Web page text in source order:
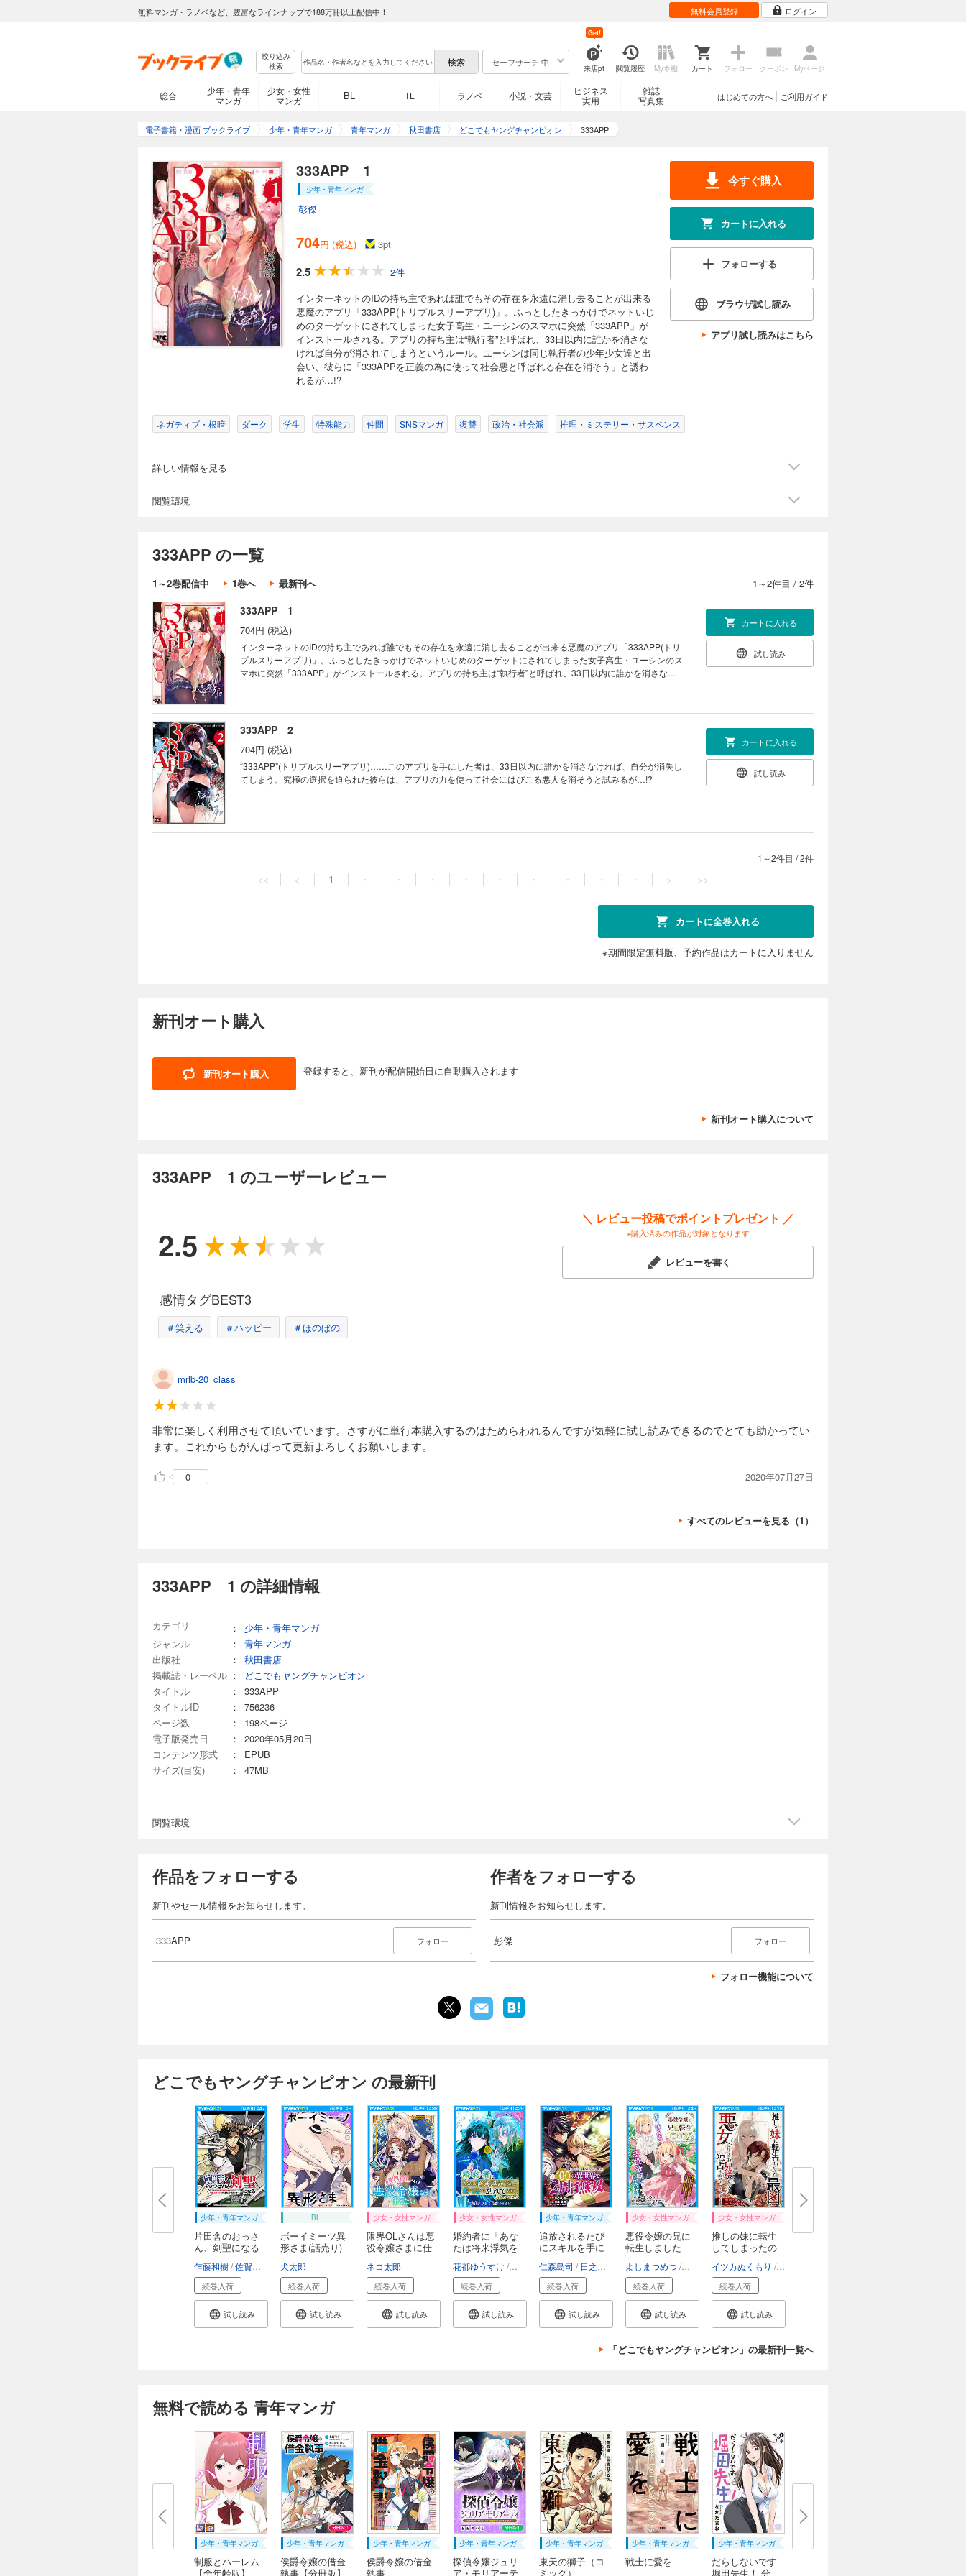
無料マンガ・ラノベなど、豊富なラインナップで188万冊以上配信中！ 無料会員登録 ログイン
絞り込み
検索
セーフサーチ 中
来店pt
Get!
閲覧履歴 My本棚 カート フォロー クーポン Myページ
総合
少年・青年
マンガ
少女・女性
マンガ
BL TL ラノベ 小説・文芸
ビジネス
実用
雑誌
写真集
ご利用ガイド
はじめての方へ
電子書籍・漫画 ブックライブ 少年・青年マンガ 青年マンガ 秋田書店 どこでもヤングチャンピオン 333APP
333APP 1
少年・青年マンガ
彭傑
704円 (税込) 3pt
2.5
2件
インターネットのIDの持ち主であれば誰でもその存在を永遠に消し去ることが出来る
悪魔のアプリ「333APP(トリプルスリーアプリ)」。ふっとしたきっかけでネットいじ
めのターゲットにされてしまった女子高生・ユーシンのスマホに突然「333APP」が
インストールされる。アプリの持ち主は“執行者”と呼ばれ、33日以内に誰かを消さな
ければ自分が消されてしまうというルール。ユーシンは同じ執行者の少年少女達と出
会い、彼らに「333APPを正義の為に使って社会悪と呼ばれる存在を消そう」と誘わ
れるが…!?
今すぐ購入
カートに入れる
フォローする
ブラウザ試し読み
アプリ試し読みはこちら
ネガティブ・根暗 ダーク 学生 特殊能力 仲間 SNSマンガ 復讐 政治・社会派 推理・ミステリー・サスペンス
詳しい情報を見る
閲覧環境
333APP の一覧
1～2巻配信中 1巻へ 最新刊へ 1～2件目 / 2件
333APP 1
704円 (税込)
インターネットのIDの持ち主であれば誰でもその存在を永遠に消し去ることが出来る悪魔のアプリ「333APP(トリ
プルスリーアプリ)」。ふっとしたきっかけでネットいじめのターゲットにされてしまった女子高生・ユーシンのス
マホに突然「333APP」がインストールされる。アプリの持ち主は“執行者”と呼ばれ、33日以内に誰かを消さなけ
カートに入れる
試し読み
333APP 2
704円 (税込)
“333APP”(トリプルスリーアプリ)……このアプリを手にした者は、33日以内に誰かを消さなければ、自分が消失し
てしまう。究極の選択を迫られた彼らは、アプリの力を使って社会にはびこる悪人を消そうと試みるが…!?
カートに入れる
試し読み
1～2件目 /2件
<< < 1 ・ ・ ・ ・ ・ ・ ・ ・ ・ > >>
カートに全巻入れる
※期間限定無料版、予約作品はカートに入りません
新刊オート購入
新刊オート購入 登録すると、新刊が配信開始日に自動購入されます
新刊オート購入について
333APP 1 のユーザーレビュー
2.5
＼ レビュー投稿でポイントプレゼント ／
※購入済みの作品が対象となります
レビューを書く
感情タグBEST3
＃笑える ＃ハッピー ＃ほのぼの
mrlb-20_class
非常に楽しく利用させて頂いています。さすがに単行本購入するのはためらわれるんですが気軽に試し読みできるのでとても助かってい
ます。これからもがんばって更新よろしくお願いします。
0 2020年07月27日
すべてのレビューを見る（1）
333APP 1 の詳細情報
カテゴリ ：
少年・青年マンガ
ジャンル
：
青年マンガ
出版社
：
秋田書店
掲載誌・レーベル ：
どこでもヤングチャンピオン
タイトル
：
333APP
タイトルID
：
756236
ページ数
：
198ページ
電子版発売日
：
2020年05月20日
コンテンツ形式
：
EPUB
サイズ(目安)
： 47MB
閲覧環境
作品をフォローする
新刊やセール情報をお知らせします。
333APP フォロー
作者をフォローする
新刊情報をお知らせします。
彭傑 フォロー
フォロー機能について
どこでもヤングチャンピオン の最新刊
少年・青年マンガ
片田舎のおっさ
ん、剣聖になる
乍藤和樹 佐賀崎しげる 鍋島テツヒロ
続巻入荷
試し読み
BL
ボーイミーツ異
形さま(話売り)
犬太郎
続巻入荷
試し読み
少女・女性マンガ
限界OLさんは悪
役令嬢さまに仕
ネコ太郎
続巻入荷
試し読み
少女・女性マンガ
婚約者に「あな
たは将来浮気を
花都ゆうすけ 狭山ひびき
続巻入荷
試し読み
少年・青年マンガ
追放されるたび
にスキルを手に
仁森島司 日之浦拓 GreeN
続巻入荷
試し読み
少女・女性マンガ
悪役令嬢の兄に
転生しました
よしまつめつ 内河弘児 キャナリーヌ
続巻入荷
試し読み
少女・女性マンガ
推しの妹に転生
してしまったの
イツカぬくもり
続巻入荷
試し読み
「どこでもヤングチャンピオン」の最新刊一覧へ
無料で読める 青年マンガ
少年・青年マンガ
制服とハーレム
【全年齢版】
少年・青年マンガ
侯爵令嬢の借金
執事【分冊版】
少年・青年マンガ
侯爵令嬢の借金
執事
少年・青年マンガ
探偵令嬢ジュリ
ア・モリアーテ
少年・青年マンガ
東天の獅子（コ
ミック）
少年・青年マンガ
戦士に愛を
少年・青年マンガ
だらしないです
堀田先生！ 分